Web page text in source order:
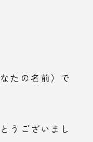
たの名前）で
うございまし